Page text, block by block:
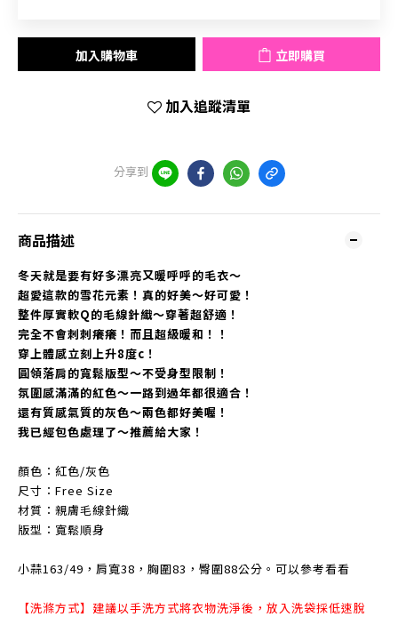
加入購物車 立即購買
加入追蹤清單
分享到
商品描述
冬天就是要有好多漂亮又暖呼呼的毛衣～
超愛這款的雪花元素！真的好美～好可愛！
整件厚實軟Q的毛線針織～穿著超舒適！
完全不會刺刺癢癢！而且超級暖和！！
穿上體感立刻上升8度c！
圓領落肩的寬鬆版型～不受身型限制！
氛圍感滿滿的紅色～一路到過年都很適合！
還有質感氣質的灰色～兩色都好美喔！
我已經包色處理了～推薦給大家！
顏色：紅色/灰色
尺寸：Free Size
材質：親膚毛線針織
版型：寬鬆順身
小蒜163/49，肩寬38，胸圍83，臀圍88公分。可以參考看看
【洗滌方式】建議以手洗方式將衣物洗淨後，放入洗袋採低速脫